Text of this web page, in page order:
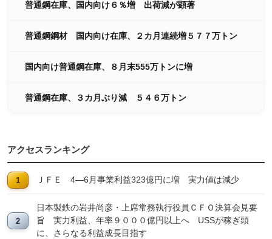
普通鋼在庫、国内向け６％増 出荷減が顕著
普通鋼鋼材 国内向け在庫、２カ月連続増５７７万トン
国内向け普通鋼在庫、８月末555万トンに増
普通鋼在庫、３カ月ぶり減 ５４６万トン
アクセスランキング
ＪＦＥ 4―6月事業利益323億円に増 実力値は減少
日本製鉄の岩井尚彦・上席常務執行役員ＣＦＯ決算会見要
旨 実力利益、年率９０００億円以上へ USSが稼ぎ頭
に、さらなる利益成長目指す